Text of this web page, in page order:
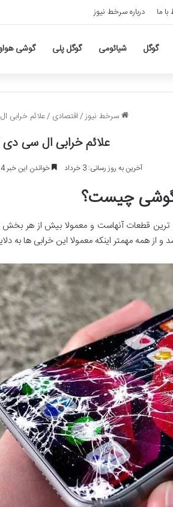
با ما درباره سرخط نیوز
گوگل شیائومی گوگل پلی گوشی
سرخط نیوز/اقتصادی /علائم
علائم خرابی ال سی
آخرین به روز رسانی: 3 خرداد خواندن این خبر 14 دقیقه طول می کشد
چیست؟
قطعات آنهاست و معمولا بیش از هر بخش
مهمتر اینکه معمولا این خرابی ها به